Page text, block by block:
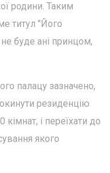
родини. Таким
титул "Його
буде ані принцом,
палацу зазначено,
резиденцію
кімнат, і переїхати до
якого